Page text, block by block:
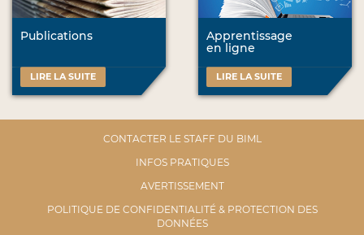
Publications
LIRE LA SUITE
Apprentissage
en ligne
LIRE LA SUITE
CONTACTER LE STAFF DU BIML
INFOS PRATIQUES
AVERTISSEMENT
POLITIQUE DE CONFIDENTIALITÉ & PROTECTION DES
DONNÉES